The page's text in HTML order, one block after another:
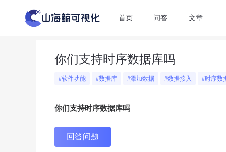
首页 问答 文章
你们支持时序数据库吗
#软件功能 #数据库 #添加数据 #数据接入 #时序数
你们支持时序数据库吗
回答问题